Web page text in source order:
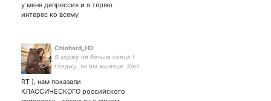
у меня депрессия и я теряю
интерес ко всему
Chlohard_HD
Я хаджу па белым свеце I
гляджу, як вы жывеце. Калi
рабiць магу. Хто я? Дзед-
барадзед, Абышоў белы
RT ), нам показали
КЛАССИЧЕСКОГО российского